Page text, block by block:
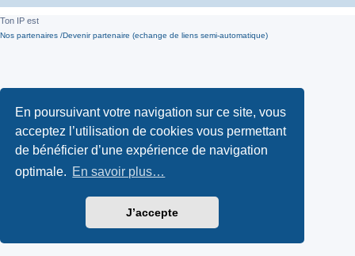
En poursuivant votre navigation sur ce site, vous
acceptez l’utilisation de cookies vous permettant
de bénéficier d’une expérience de navigation
optimale. En savoir plus…
J’accepte
Ton IP est
Nos partenaires /Devenir partenaire (echange de liens semi-automatique)